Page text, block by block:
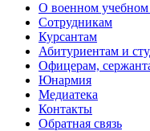
О военном учебном
Сотрудникам
Курсантам
Абитуриентам и
Офицерам,
Юнармия
Медиатека
Контакты
Обратная связь